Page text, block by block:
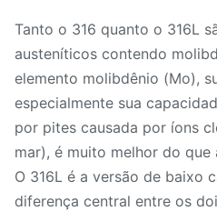
Tanto o 316 quanto o 316L
austeníticos contendo
elemento molibdênio (Mo),
especialmente sua
por pites causada por íons
mar), é muito melhor do
O 316L é a versão de baixo
diferença central entre os